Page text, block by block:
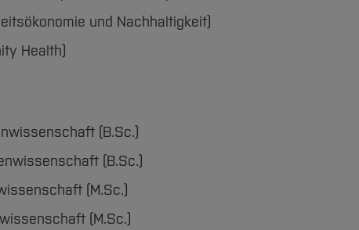
und Nachhaltigkeit)
Health)
(B.Sc.)
(B.Sc.)
(M.Sc.)
(M.Sc.)